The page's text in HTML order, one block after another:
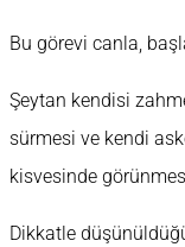
Bu görevi canla,
Şeytan kendisi
sürmesi ve kendi
kisvesinde
Dikkatle